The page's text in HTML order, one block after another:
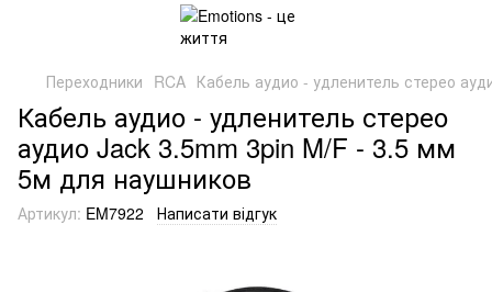
Переходники RCA Кабель аудио - удленитель стерео
Кабель аудио - удленитель стерео
аудио Jack 3.5mm 3pin M/F - 3.5 мм
5м для наушников
Артикул: EM7922 Написати відгук